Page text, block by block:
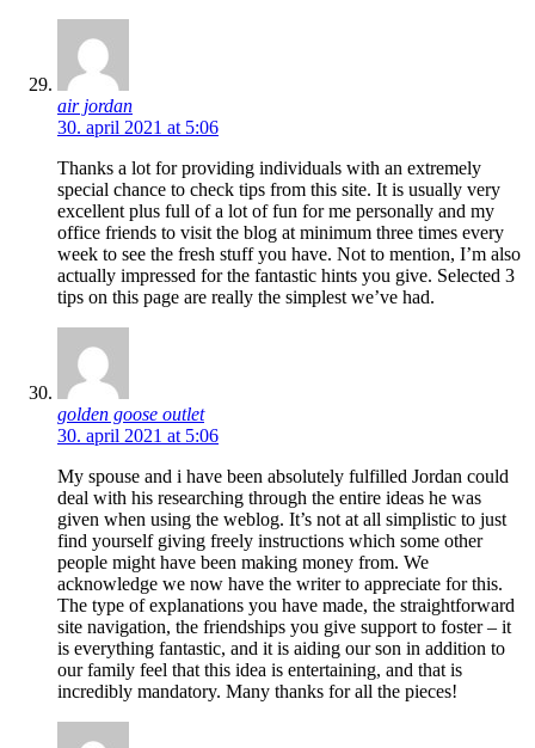
air jordan
30. april 2021 at 5:06
Thanks a lot for providing individuals with an extremely
special chance to check tips from this site. It is usually very
excellent plus full of a lot of fun for me personally and my
office friends to visit the blog at minimum three times every
week to see the fresh stuff you have. Not to mention, I’m also
actually impressed for the fantastic hints you give. Selected 3
tips on this page are really the simplest we’ve had.
golden goose outlet
30. april 2021 at 5:06
My spouse and i have been absolutely fulfilled Jordan could
deal with his researching through the entire ideas he was
given when using the weblog. It’s not at all simplistic to just
find yourself giving freely instructions which some other
people might have been making money from. We
acknowledge we now have the writer to appreciate for this.
The type of explanations you have made, the straightforward
site navigation, the friendships you give support to foster – it
is everything fantastic, and it is aiding our son in addition to
our family feel that this idea is entertaining, and that is
incredibly mandatory. Many thanks for all the pieces!